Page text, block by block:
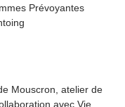
Prévoyantes
Mouscron, atelier de
avec Vie